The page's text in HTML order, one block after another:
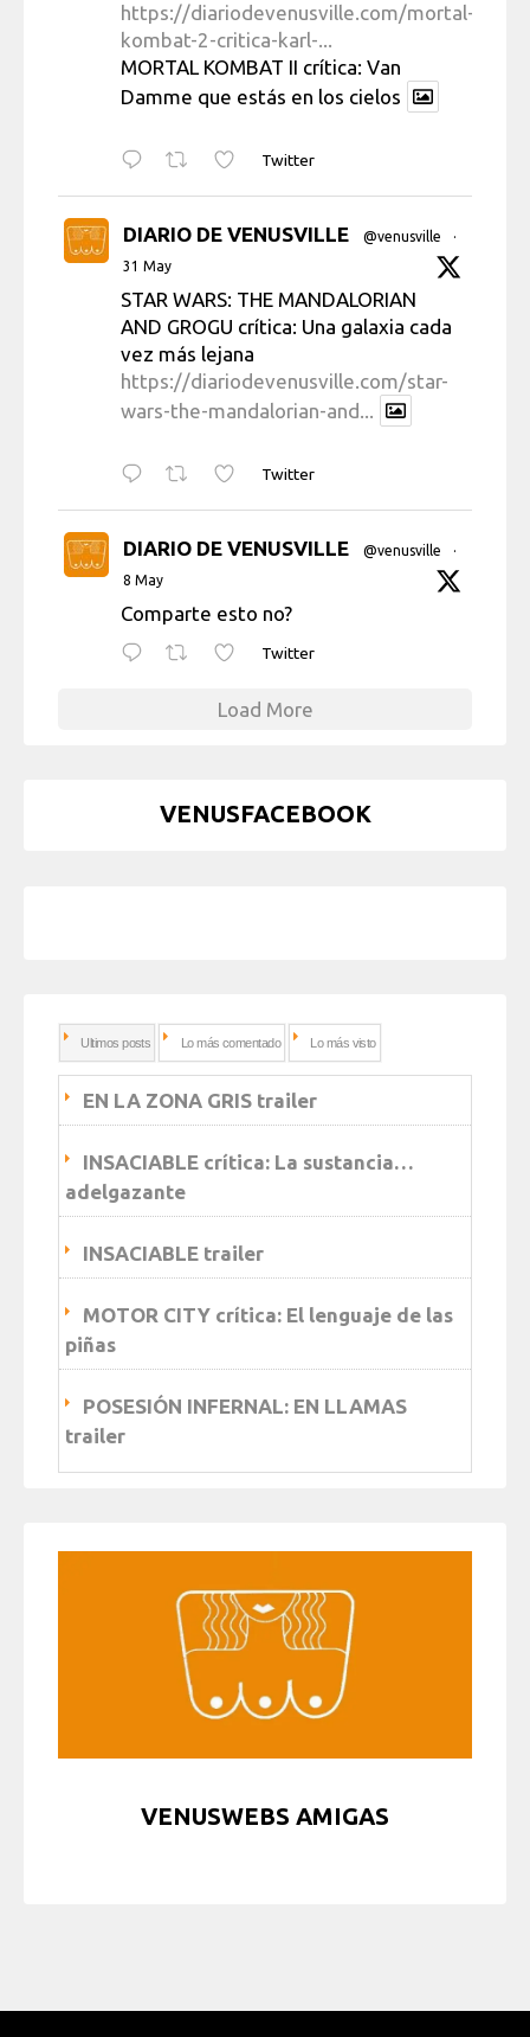
https://diariodevenusville.com/mortal-
kombat-2-critica-karl-...
MORTAL KOMBAT II crítica: Van
Damme que estás en los cielos
Twitter
DIARIO DE VENUSVILLE @venusville
·
31 May
STAR WARS: THE MANDALORIAN
AND GROGU crítica: Una galaxia cada
vez más lejana
https://diariodevenusville.com/star-
wars-the-mandalorian-and...
Twitter
DIARIO DE VENUSVILLE @venusville
·
8 May
Comparte esto no?
Twitter
Load More
VENUSFACEBOOK
Ultimos posts Lo más comentado Lo más visto
EN LA ZONA GRIS trailer
INSACIABLE crítica: La sustancia…
adelgazante
INSACIABLE trailer
MOTOR CITY crítica: El lenguaje de las
piñas
POSESIÓN INFERNAL: EN LLAMAS
trailer
VENUSWEBS AMIGAS